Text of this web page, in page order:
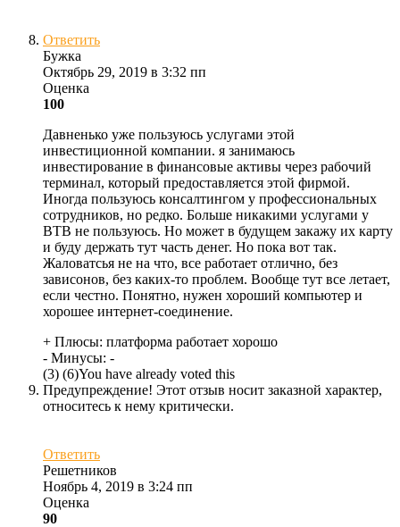
Ответить
Бужка
Октябрь 29, 2019 в 3:32 пп
Оценка
100
Давненько уже пользуюсь услугами этой
инвестиционной компании. я занимаюсь
инвестирование в финансовые активы через рабочий
терминал, который предоставляется этой фирмой.
Иногда пользуюсь консалтингом у профессиональных
сотрудников, но редко. Больше никакими услугами у
BTB не пользуюсь. Но может в будущем закажу их карту
и буду держать тут часть денег. Но пока вот так.
Жаловатсья не на что, все работает отлично, без
зависонов, без каких-то проблем. Вообще тут все летает,
если честно. Понятно, нужен хороший компьютер и
хорошее интернет-соединение.
+ Плюсы: платформа работает хорошо
- Минусы: -
(3) (6)You have already voted this
Предупреждение! Этот отзыв носит заказной характер,
относитесь к нему критически.
Ответить
Решетников
Ноябрь 4, 2019 в 3:24 пп
Оценка
90